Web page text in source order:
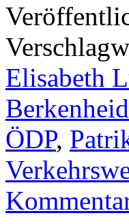
Elisabeth
ÖDP,